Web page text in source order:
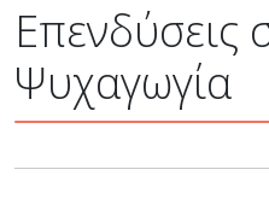
Επενδύσεις
Ψυχαγωγία